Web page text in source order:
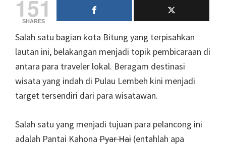
151
SHARES
Salah satu bagian kota Bitung yang terpisahkan
lautan ini, belakangan menjadi topik pembicaraan di
antara para traveler lokal. Beragam destinasi
wisata yang indah di Pulau Lembeh kini menjadi
target tersendiri dari para wisatawan.
Salah satu yang menjadi tujuan para pelancong ini
adalah Pantai Kahona Pyar Hai (entahlah apa